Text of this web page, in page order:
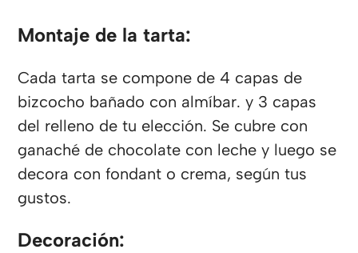
Montaje de la tarta:
Cada tarta se compone de 4 capas de
bizcocho bañado con almíbar. y 3 capas
del relleno de tu elección. Se cubre con
ganaché de chocolate con leche y luego se
decora con fondant o crema, según tus
gustos.
Decoración: